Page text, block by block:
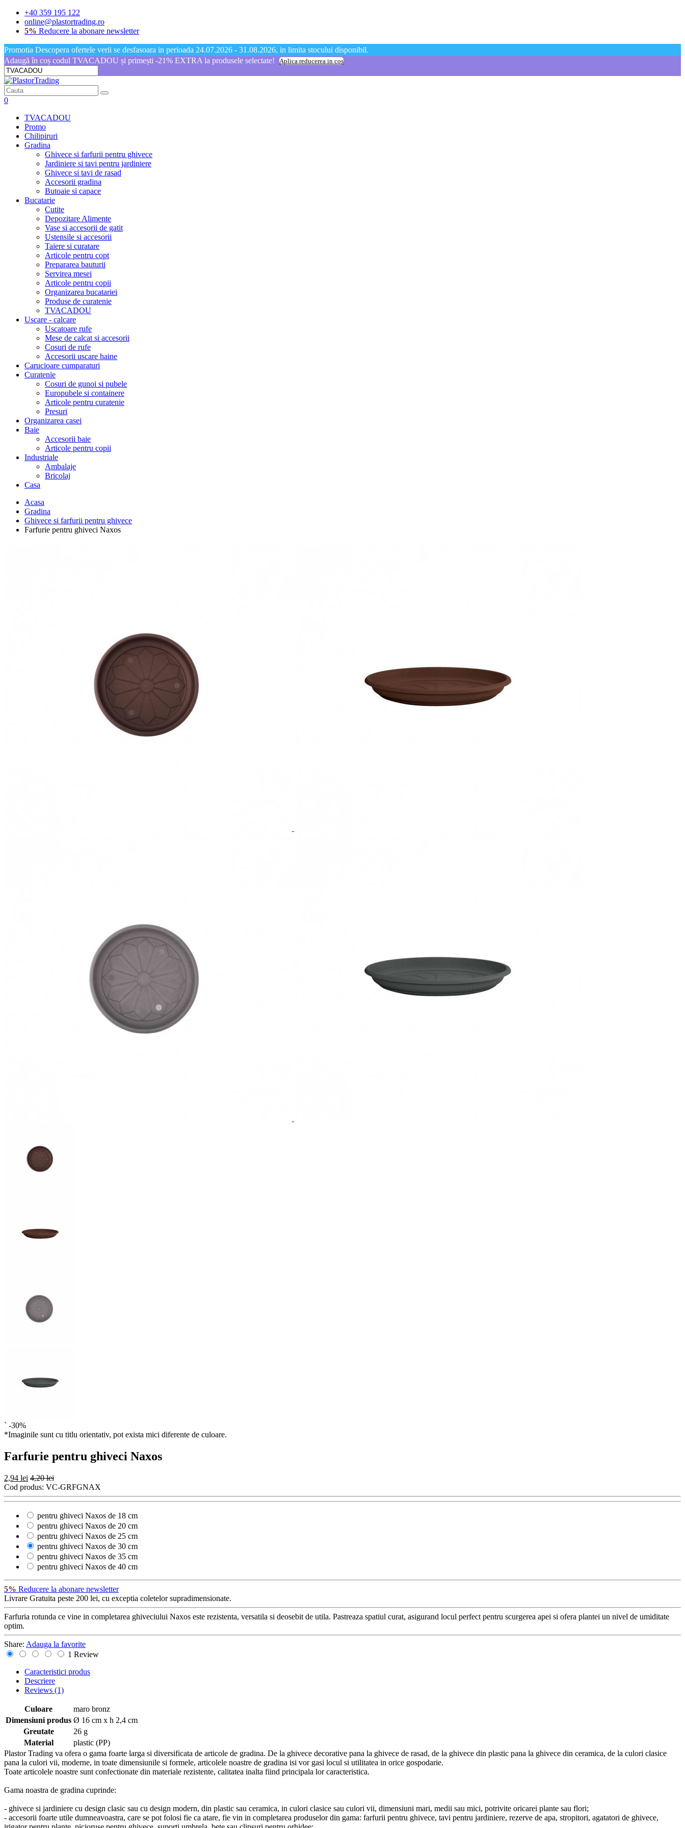
+40 359 195 122
online@plastortrading.ro
5% Reducere la abonare newsletter
Promotia Descopera ofertele verii se desfasoara in perioada 24.07.2026 - 31.08.2026, in limita stocului disponibil.
Adaugă în coș codul TVACADOU și primești -21% EXTRA la produsele selectate!
Aplica reducerea in cos
0
TVACADOU
Promo
Chilipiruri
Gradina
Ghivece si farfurii pentru ghivece
Jardiniere si tavi pentru jardiniere
Ghivece si tavi de rasad
Accesorii gradina
Butoaie si capace
Bucatarie
Cutite
Depozitare Alimente
Vase si accesorii de gatit
Ustensile si accesorii
Taiere si curatare
Articole pentru copt
Prepararea bauturii
Servirea mesei
Articole pentru copii
Organizarea bucatariei
Produse de curatenie
TVACADOU
Uscare - calcare
Uscatoare rufe
Mese de calcat si accesorii
Cosuri de rufe
Accesorii uscare haine
Carucioare cumparaturi
Curatenie
Cosuri de gunoi si pubele
Europubele si containere
Articole pentru curatenie
Presuri
Organizarea casei
Baie
Accesorii baie
Articole pentru copii
Industriale
Ambalaje
Bricolaj
Casa
Acasa
Gradina
Ghivece si farfurii pentru ghivece
Farfurie pentru ghiveci Naxos
` -30%
*Imaginile sunt cu titlu orientativ, pot exista mici diferente de culoare.
Farfurie pentru ghiveci Naxos
2,94 lei 4,20 lei
Cod produs: VC-GRFGNAX
pentru ghiveci Naxos de 18 cm
pentru ghiveci Naxos de 20 cm
pentru ghiveci Naxos de 25 cm
pentru ghiveci Naxos de 30 cm
pentru ghiveci Naxos de 35 cm
pentru ghiveci Naxos de 40 cm
5% Reducere la abonare newsletter
Livrare Gratuita peste 200 lei, cu exceptia coletelor supradimensionate.
Farfuria rotunda ce vine in completarea ghiveciului Naxos este rezistenta, versatila si deosebit de utila. Pastreaza spatiul curat, asigurand locul perfect pentru scurgerea apei si ofera plantei un nivel de umiditate
optim.
Share: Adauga la favorite
1 Review
Caracteristici produs
Descriere
Reviews (1)
Culoare
maro bronz
Dimensiuni produs Ø 16 cm x h 2,4 cm
Greutate
26 g
Material
plastic (PP)
Plastor Trading va ofera o gama foarte larga si diversificata de articole de gradina. De la ghivece decorative pana la ghivece de rasad, de la ghivece din plastic pana la ghivece din ceramica, de la culori clasice
pana la culori vii, moderne, in toate dimensiunile si formele, articolele noastre de gradina isi vor gasi locul si utilitatea in orice gospodarie.
Toate articolele noastre sunt confectionate din materiale rezistente, calitatea inalta fiind principala lor caracteristica.
Gama noastra de gradina cuprinde:
- ghivece si jardiniere cu design clasic sau cu design modern, din plastic sau ceramica, in culori clasice sau culori vii, dimensiuni mari, medii sau mici, potrivite oricarei plante sau flori;
- accesorii foarte utile dumneavoastra, care se pot folosi fie ca atare, fie vin in completarea produselor din gama: farfurii pentru ghivece, tavi pentru jardiniere, rezerve de apa, stropitori, agatatori de ghivece,